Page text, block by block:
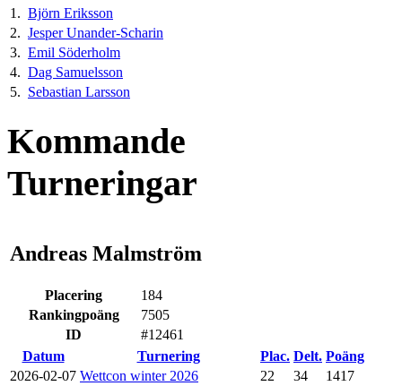
1. Björn Eriksson
2. Jesper Unander-Scharin
3. Emil Söderholm
4. Dag Samuelsson
5. Sebastian Larsson
Kommande
Turneringar
Andreas Malmström
Placering
184
Rankingpoäng
7505
ID
#12461
Datum
Turnering Plac. Delt. Poäng
2026-02-07 Wettcon winter 2026 22 34
1417